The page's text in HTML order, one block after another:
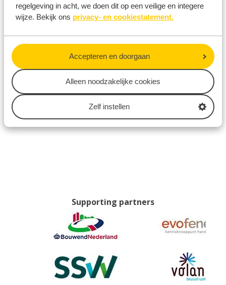
regelgeving in acht, we doen dit op een veilige en integere
wijze. Bekijk ons privacy- en cookiestatement.
Accepteren en doorgaan
Alleen noodzakelijke cookies
Zelf instellen
Rotterdam Ahoy besteedt uiterste zorg aan het
zo actueel, toegankelijk, correct en compleet
mogelijk maken en houden van de inhoud van de
communicatie uitingen. Het is niettemin mogelijk
dat de informatiebronnen waar naar wordt
verwezen, zijn gewijzigd. Aan de inhoud van onze
communicatie uitingen kunnen dan ook geen
aansprakelijkheden dan wel rechten of plichten
worden ontleend.
Supporting partners